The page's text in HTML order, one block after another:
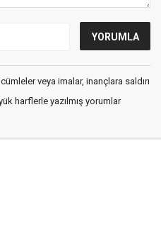
veya imalar, inançlara saldırı
harflerle yazılmış yorumlar